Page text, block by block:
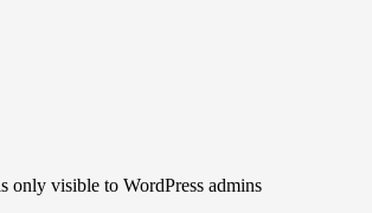
only visible to WordPress admins